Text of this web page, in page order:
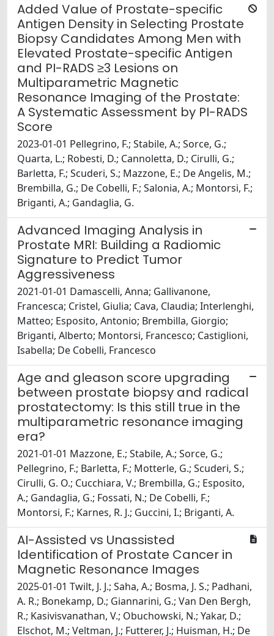
Added Value of Prostate-specific
Antigen Density in Selecting Prostate
Biopsy Candidates Among Men with
Elevated Prostate-specific Antigen
and PI-RADS ≥3 Lesions on
Multiparametric Magnetic
Resonance Imaging of the Prostate:
A Systematic Assessment by PI-RADS
Score
2023-01-01 Pellegrino, F.; Stabile, A.; Sorce, G.;
Quarta, L.; Robesti, D.; Cannoletta, D.; Cirulli, G.;
Barletta, F.; Scuderi, S.; Mazzone, E.; De Angelis, M.;
Brembilla, G.; De Cobelli, F.; Salonia, A.; Montorsi, F.;
Briganti, A.; Gandaglia, G.
Advanced Imaging Analysis in
Prostate MRI: Building a Radiomic
Signature to Predict Tumor
Aggressiveness
2021-01-01 Damascelli, Anna; Gallivanone,
Francesca; Cristel, Giulia; Cava, Claudia; Interlenghi,
Matteo; Esposito, Antonio; Brembilla, Giorgio;
Briganti, Alberto; Montorsi, Francesco; Castiglioni,
Isabella; De Cobelli, Francesco
Age and gleason score upgrading
between prostate biopsy and radical
prostatectomy: Is this still true in the
multiparametric resonance imaging
era?
2021-01-01 Mazzone, E.; Stabile, A.; Sorce, G.;
Pellegrino, F.; Barletta, F.; Motterle, G.; Scuderi, S.;
Cirulli, G. O.; Cucchiara, V.; Brembilla, G.; Esposito,
A.; Gandaglia, G.; Fossati, N.; De Cobelli, F.;
Montorsi, F.; Karnes, R. J.; Guccini, I.; Briganti, A.
AI-Assisted vs Unassisted
Identification of Prostate Cancer in
Magnetic Resonance Images
2025-01-01 Twilt, J. J.; Saha, A.; Bosma, J. S.; Padhani,
A. R.; Bonekamp, D.; Giannarini, G.; Van Den Bergh,
R.; Kasivisvanathan, V.; Obuchowski, N.; Yakar, D.;
Elschot, M.; Veltman, J.; Futterer, J.; Huisman, H.; De